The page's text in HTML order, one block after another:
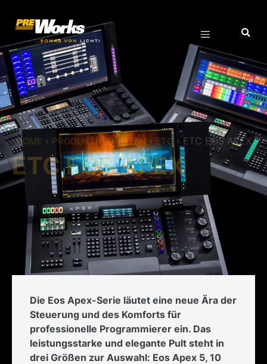
HOME › PRODUKTNEUHEITEN › ETC › ETC EOS APEX
ETC EOS APEX
Die Eos Apex-Serie läutet eine neue Ära der
Steuerung und des Komforts für
professionelle Programmierer ein. Das
leistungsstarke und elegante Pult steht in
drei Größen zur Auswahl: Eos Apex 5, 10